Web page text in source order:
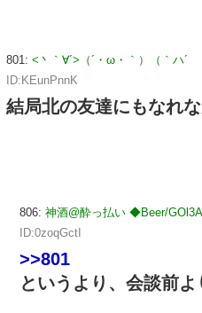
801: <丶｀∀´>（´・ω・｀）（｀ハ´
ID:KEunPnnK
結局北の友達にもなれ
806: 神酒@酔っ払い ◆Beer/GOl3A
ID:0zoqGctI
>>801
というより、会談前